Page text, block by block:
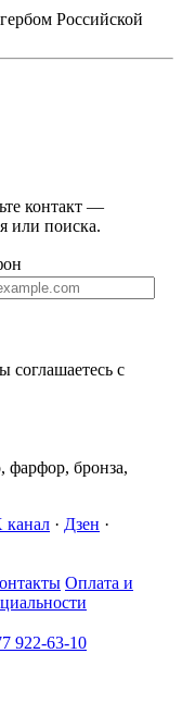
Российской
контакт —
или поиска.
соглашаетесь с
фарфор, бронза,
· Дзен ·
Оплата и
922-63-10